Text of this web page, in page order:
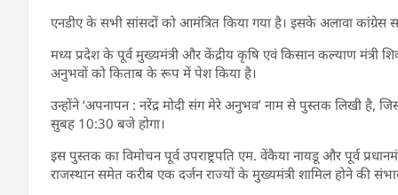
एनडीए के सभी सांसदों को आमंत्रित किया गया है। इसके अलावा
मध्य प्रदेश के पूर्व मुख्यमंत्री और केंद्रीय कृषि एवं किसान कल्याण मंत्री
अनुभवों को किताब के रूप में पेश किया है।
उन्होंने ‘अपनापन : नरेंद्र मोदी संग मेरे अनुभव’ नाम से पुस्तक लिखी है,
सुबह 10:30 बजे होगा।
इस पुस्तक का विमोचन पूर्व उपराष्ट्रपति एम. वेंकैया नायडू और पूर्व
राजस्थान समेत करीब एक दर्जन राज्यों के मुख्यमंत्री शामिल होने की